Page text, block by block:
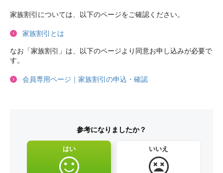
家族割引については、以下のページをご確認ください。
家族割引とは
なお「家族割引」は、以下のページより同意お申し込みが必要で
す。
会員専用ページ｜家族割引の申込・確認
参考になりましたか？
はい いいえ